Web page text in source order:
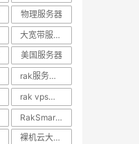
物理服务器
大宽带服务器
美国服务器
rak服务器评测
rak vps价格
RakSmart美国VPS
裸机云大宽带服务器